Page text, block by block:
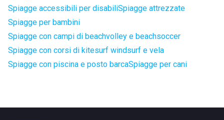
Spiagge accessibili per disabiliSpiagge attrezzate
Spiagge per bambini
Spiagge con campi di beachvolley e beachsoccer
Spiagge con corsi di kitesurf windsurf e vela
Spiagge con piscina e posto barcaSpiagge per cani